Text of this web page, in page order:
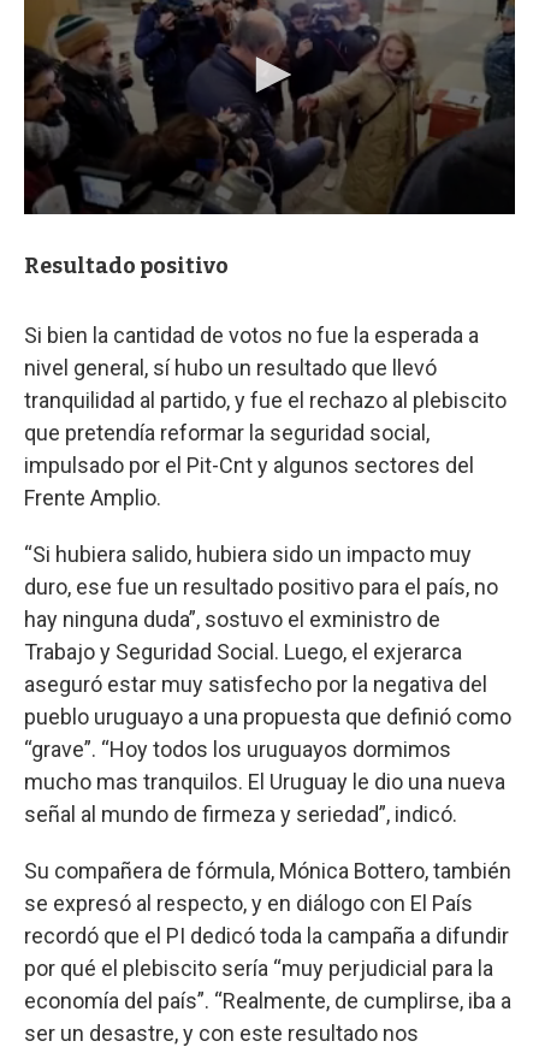
Resultado positivo
Si bien la cantidad de votos no fue la esperada a
nivel general, sí hubo un resultado que llevó
tranquilidad al partido, y fue el rechazo al plebiscito
que pretendía reformar la seguridad social,
impulsado por el Pit-Cnt y algunos sectores del
Frente Amplio.
“Si hubiera salido, hubiera sido un impacto muy
duro, ese fue un resultado positivo para el país, no
hay ninguna duda”, sostuvo el exministro de
Trabajo y Seguridad Social. Luego, el exjerarca
aseguró estar muy satisfecho por la negativa del
pueblo uruguayo a una propuesta que definió como
“grave”. “Hoy todos los uruguayos dormimos
mucho mas tranquilos. El Uruguay le dio una nueva
señal al mundo de firmeza y seriedad”, indicó.
Su compañera de fórmula, Mónica Bottero, también
se expresó al respecto, y en diálogo con El País
recordó que el PI dedicó toda la campaña a difundir
por qué el plebiscito sería “muy perjudicial para la
economía del país”. “Realmente, de cumplirse, iba a
ser un desastre, y con este resultado nos